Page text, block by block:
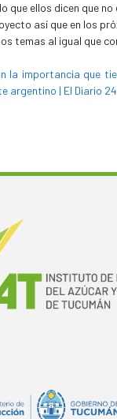
que ellos dicen que no
así que en los
temas al igual que
la importancia que
argentino | El Diario 24